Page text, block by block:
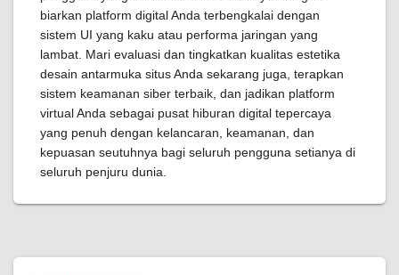
biarkan platform digital Anda terbengkalai dengan
sistem UI yang kaku atau performa jaringan yang
lambat. Mari evaluasi dan tingkatkan kualitas estetika
desain antarmuka situs Anda sekarang juga, terapkan
sistem keamanan siber terbaik, dan jadikan platform
virtual Anda sebagai pusat hiburan digital tepercaya
yang penuh dengan kelancaran, keamanan, dan
kepuasan seutuhnya bagi seluruh pengguna setianya di
seluruh penjuru dunia.